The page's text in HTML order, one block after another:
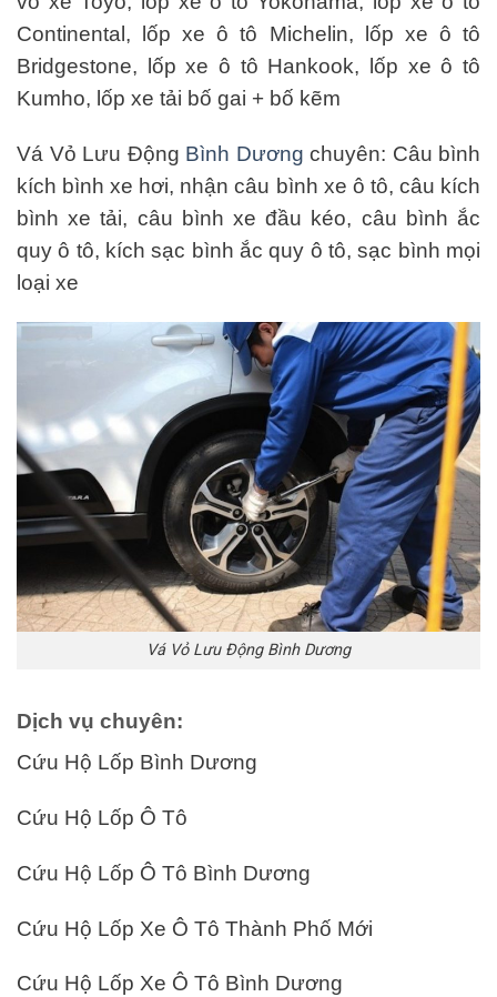
Continental, lốp xe ô tô Michelin, lốp xe ô tô
Bridgestone, lốp xe ô tô Hankook, lốp xe ô tô
Kumho, lốp xe tải bố gai + bố kẽm
Vá Vỏ Lưu Động Bình Dương chuyên: Câu bình
kích bình xe hơi, nhận câu bình xe ô tô, câu kích
bình xe tải, câu bình xe đầu kéo, câu bình ắc
quy ô tô, kích sạc bình ắc quy ô tô, sạc bình mọi
loại xe
Vá Vỏ Lưu Động Bình Dương
Dịch vụ chuyên:
Cứu Hộ Lốp Bình Dương
Cứu Hộ Lốp Ô Tô
Cứu Hộ Lốp Ô Tô Bình Dương
Cứu Hộ Lốp Xe Ô Tô Thành Phố Mới
Cứu Hộ Lốp Xe Ô Tô Bình Dương